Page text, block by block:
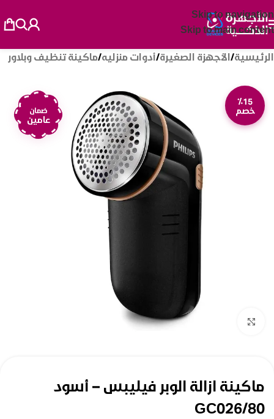
Skip to navigation
Skip to main content
الرئيسية/الأجهزة الصغيرة/أدوات منزليه/ماكينة تنظيف وبلاور
٪15
خصم
ضمان
عامين
Click to enlarge
ماكينة ازالة الوبر فيليبس – أسود
GC026/80